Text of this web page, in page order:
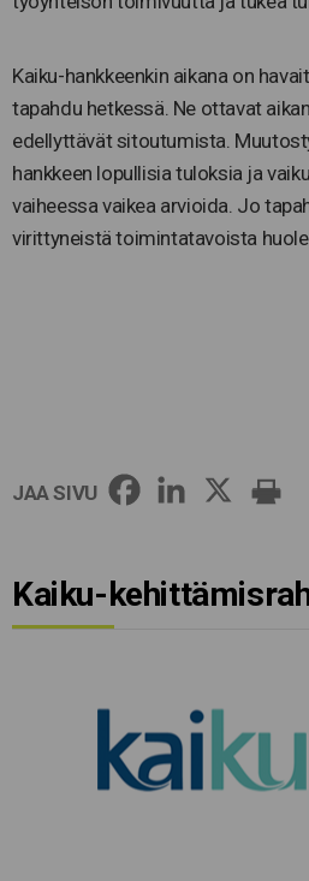
Kaiku-hankkeenkin aikana on
tapahdu hetkessä. Ne ottavat
edellyttävät sitoutumista.
hankkeen lopullisia tuloksia ja
vaiheessa vaikea arvioida. Jo
virittyneistä toimintatavoista
JAA SIVU
Kaiku-